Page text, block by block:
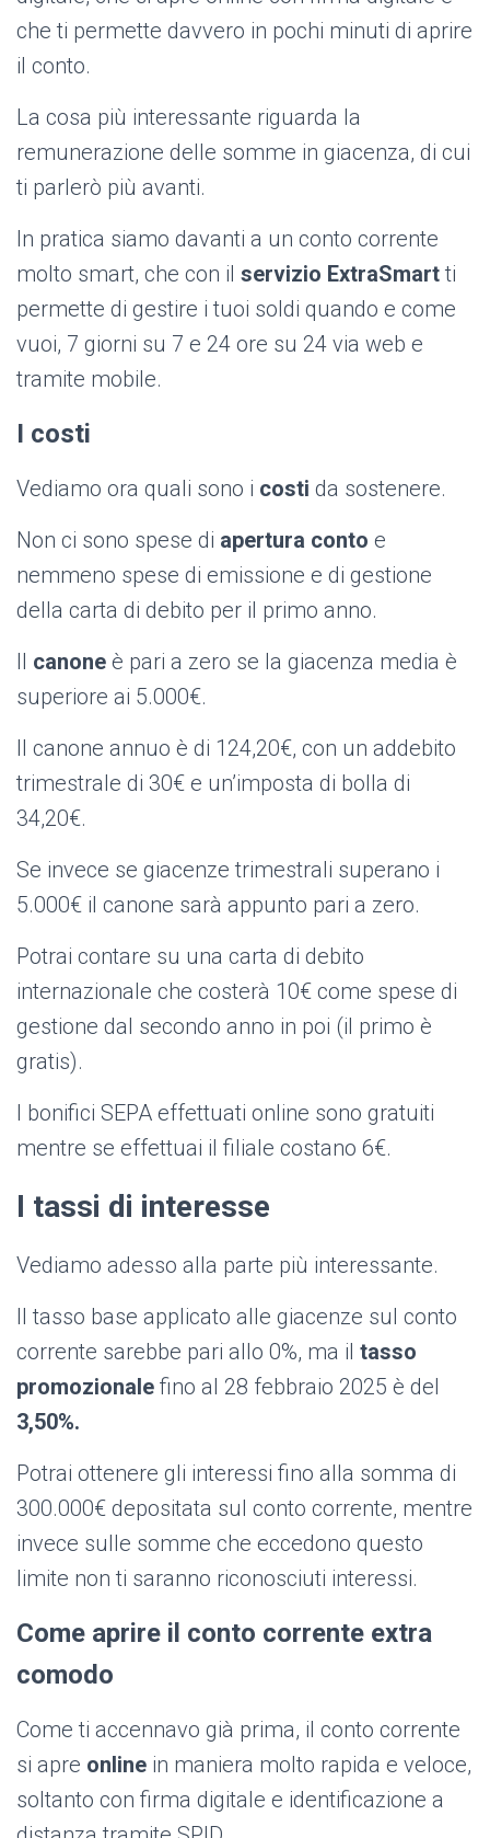
che ti permette davvero in pochi minuti di aprire
il conto.
La cosa più interessante riguarda la
remunerazione delle somme in giacenza, di cui
ti parlerò più avanti.
In pratica siamo davanti a un conto corrente
molto smart, che con il servizio ExtraSmart ti
permette di gestire i tuoi soldi quando e come
vuoi, 7 giorni su 7 e 24 ore su 24 via web e
tramite mobile.
I costi
Vediamo ora quali sono i costi da sostenere.
Non ci sono spese di apertura conto e
nemmeno spese di emissione e di gestione
della carta di debito per il primo anno.
Il canone è pari a zero se la giacenza media è
superiore ai 5.000€.
Il canone annuo è di 124,20€, con un addebito
trimestrale di 30€ e un’imposta di bolla di
34,20€.
Se invece se giacenze trimestrali superano i
5.000€ il canone sarà appunto pari a zero.
Potrai contare su una carta di debito
internazionale che costerà 10€ come spese di
gestione dal secondo anno in poi (il primo è
gratis).
I bonifici SEPA effettuati online sono gratuiti
mentre se effettuai il filiale costano 6€.
I tassi di interesse
Vediamo adesso alla parte più interessante.
Il tasso base applicato alle giacenze sul conto
corrente sarebbe pari allo 0%, ma il tasso
promozionale fino al 28 febbraio 2025 è del
3,50%.
Potrai ottenere gli interessi fino alla somma di
300.000€ depositata sul conto corrente, mentre
invece sulle somme che eccedono questo
limite non ti saranno riconosciuti interessi.
Come aprire il conto corrente extra
comodo
Come ti accennavo già prima, il conto corrente
si apre online in maniera molto rapida e veloce,
soltanto con firma digitale e identificazione a